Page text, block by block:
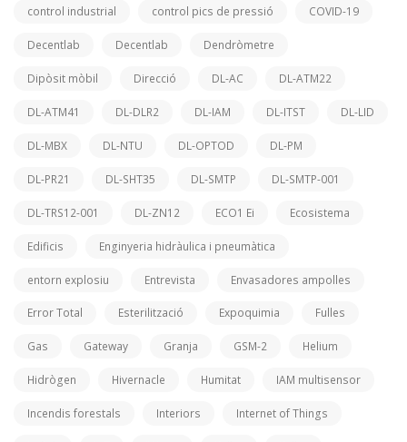
control industrial control pics de pressió COVID-19
Decentlab Decentlab Dendròmetre
Dipòsit mòbil Direcció DL-AC DL-ATM22
DL-ATM41 DL-DLR2 DL-IAM DL-ITST DL-LID
DL-MBX DL-NTU DL-OPTOD DL-PM
DL-PR21 DL-SHT35 DL-SMTP DL-SMTP-001
DL-TRS12-001 DL-ZN12 ECO1 Ei Ecosistema
Edificis Enginyeria hidràulica i pneumàtica
entorn explosiu Entrevista Envasadores ampolles
Error Total Esterilització Expoquimia Fulles
Gas Gateway Granja GSM-2 Helium
Hidrògen Hivernacle Humitat IAM multisensor
Incendis forestals Interiors Internet of Things